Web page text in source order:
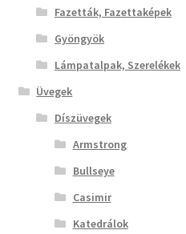
Fazetták, Fazettaképek
Gyöngyök
Lámpatalpak, Szerelékek
Üvegek
Díszüvegek
Armstrong
Bullseye
Casimir
Katedrálok